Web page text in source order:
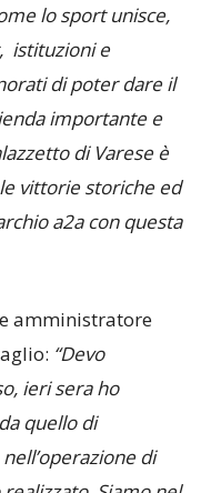
lo sport unisce,
istituzioni e
di poter dare il
importante e
di Varese è
vittorie storiche ed
a2a con questa
amministratore
“Devo
ieri sera ho
quello di
di